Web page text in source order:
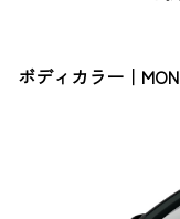
ボディカラー｜